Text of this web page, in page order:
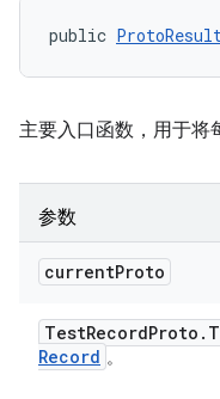
public
主要入口函数，用于将
参数
currentProto
TestRecordProto .
Record 。